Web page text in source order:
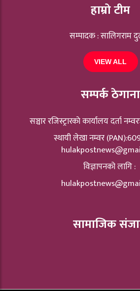
हाम्रो टीम
सम्पादक : सालिगराम
VIEW ALL
सम्पर्क ठेगाना
सञ्चार रजिस्ट्रारकाे कार्यालय दर्ता
स्थायी लेखा नम्वर
विज्ञापनको लागि :
सामाजिक